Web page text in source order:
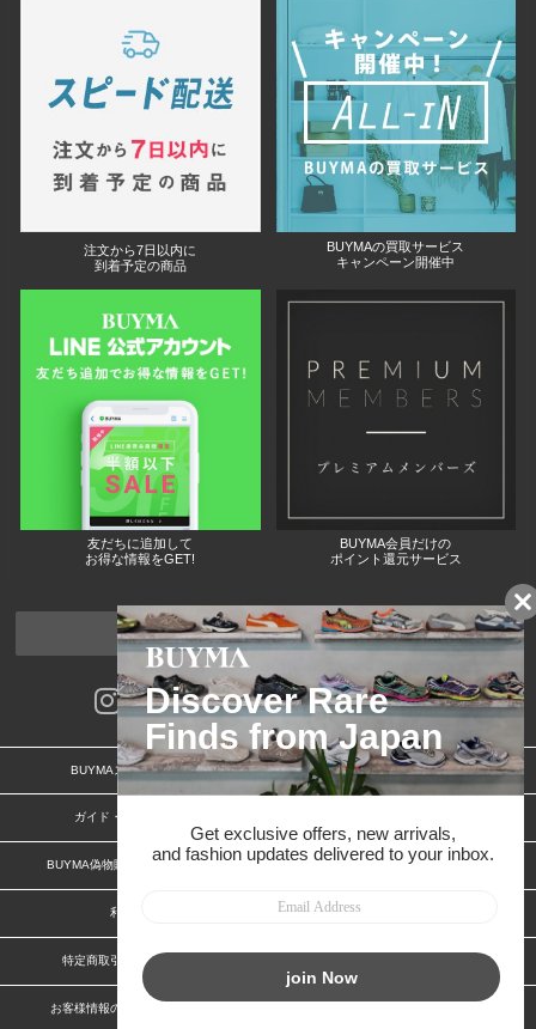
注文から7日以内に
到着予定の商品
BUYMAの買取サービス
キャンペーン開催中
友だちに追加して
お得な情報をGET!
BUYMA会員だけの
ポイント還元サービス
ページトップへ
BUYMAスタートガイド 安心への取り組み
ガイド・お問い合わせ
BUYMA偽物販売防止の取り組み BUYMA CARD
利用規約
特定商取引法に関する表記 特定商取引法に関する表記(出品者)
お客様情報の外部送信について